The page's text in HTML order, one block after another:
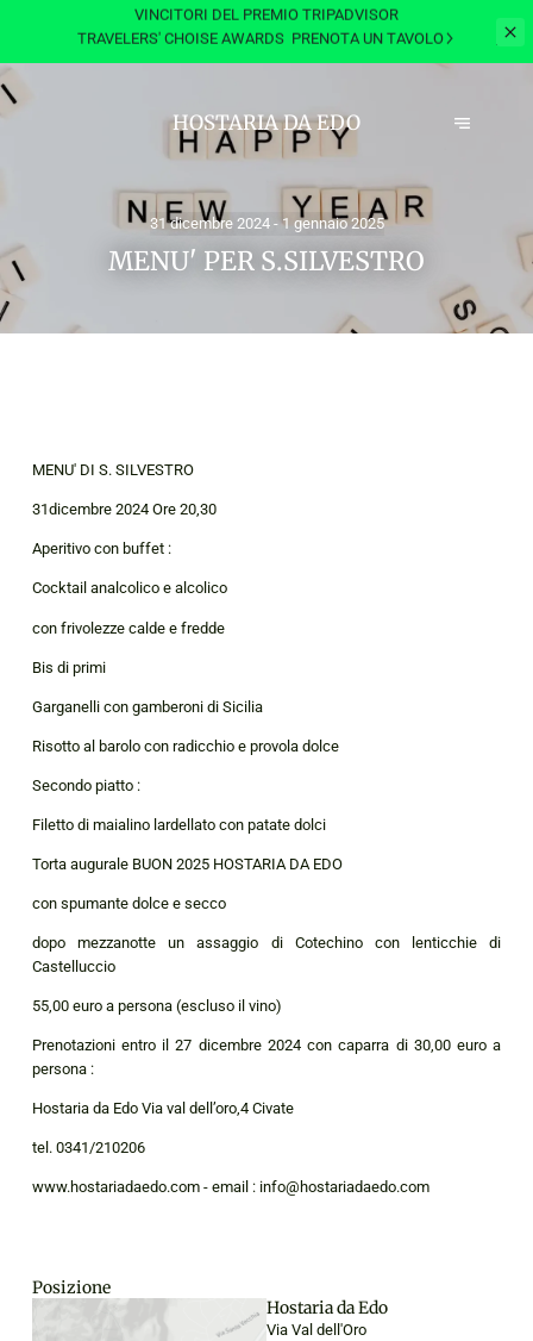
VINCITORI DEL PREMIO TRIPADVISOR
TRAVELERS' CHOISE AWARDS PRENOTA UN TAVOLO
HOSTARIA DA EDO
31 dicembre 2024 - 1 gennaio 2025
MENU' PER S.SILVESTRO
MENU' DI S. SILVESTRO
31dicembre 2024 Ore 20,30
Aperitivo con buffet :
Cocktail analcolico e alcolico
con frivolezze calde e fredde
Bis di primi
Garganelli con gamberoni di Sicilia
Risotto al barolo con radicchio e provola dolce
Secondo piatto :
Filetto di maialino lardellato con patate dolci
Torta augurale BUON 2025 HOSTARIA DA EDO
con spumante dolce e secco
dopo mezzanotte un assaggio di Cotechino con lenticchie di
Castelluccio
55,00 euro a persona (escluso il vino)
Prenotazioni entro il 27 dicembre 2024 con caparra di 30,00 euro a
persona :
Hostaria da Edo Via val dell’oro,4 Civate
tel. 0341/210206
www.hostariadaedo.com - email : info@hostariadaedo.com
Posizione
Hostaria da Edo
Via Val dell'Oro